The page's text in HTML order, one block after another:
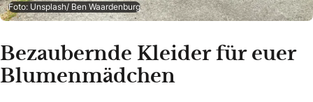
Foto: Unsplash/ Ben Waardenburg
Bezaubernde Kleider für euer
Blumenmädchen